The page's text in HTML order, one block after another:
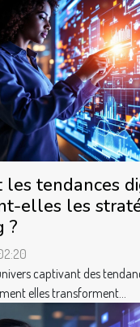
les tendances
elles les
?
captivant des
elles transforment...